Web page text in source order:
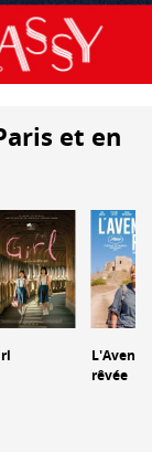
et en
rêvée